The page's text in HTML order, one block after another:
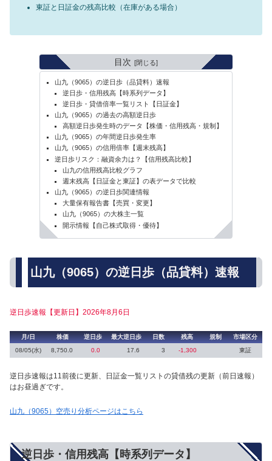
東証と日証金の残高比較（在庫がある場合）
目次
山九（9065）の逆日歩（品貸料）速報
逆日歩・信用残高【時系列データ】
逆日歩・貸借倍率一覧リスト【日証金】
山九（9065）の過去の高額逆日歩
高額逆日歩発生時のデータ【株価・信用残高・規制】
山九（9065）の年間逆日歩発生率
山九（9065）の信用倍率【週末残高】
逆日歩リスク：融資余力は？【信用残高比較】
山九の信用残高比較グラフ
週末残高【日証金と東証】の表データで比較
山九（9065）の逆日歩関連情報
大量保有報告書【売買・変更】
山九（9065）の大株主一覧
開示情報【自己株式取得・優待】
山九（9065）の逆日歩（品貸料）速報
逆日歩速報【更新日】2026年8月6日
月/日 株価 逆日歩 最大逆日歩 日数 残高 規制
市場区分
08/05(水)
8,750.0 0.0 17.6 3 -1,300 東証
逆日歩速報は11前後に更新、日証金一覧リストの貸借残の更新（前日速報）
はお昼過ぎです。
山九（9065）空売り分析ページはこちら
逆日歩・信用残高【時系列データ】